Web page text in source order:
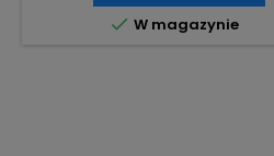
 W magazynie